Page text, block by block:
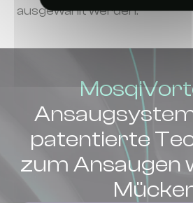
ausgewählt werden.
patentierte
zum Ansaugen